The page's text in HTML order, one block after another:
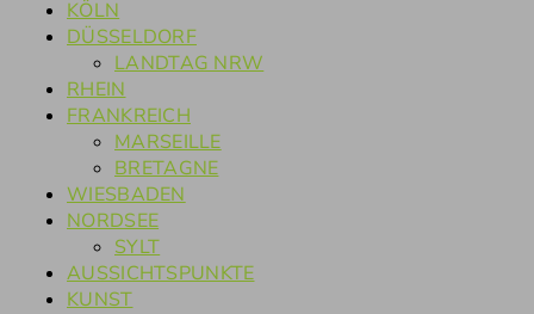
KÖLN
DÜSSELDORF
LANDTAG NRW
RHEIN
FRANKREICH
MARSEILLE
BRETAGNE
WIESBADEN
NORDSEE
SYLT
AUSSICHTSPUNKTE
KUNST